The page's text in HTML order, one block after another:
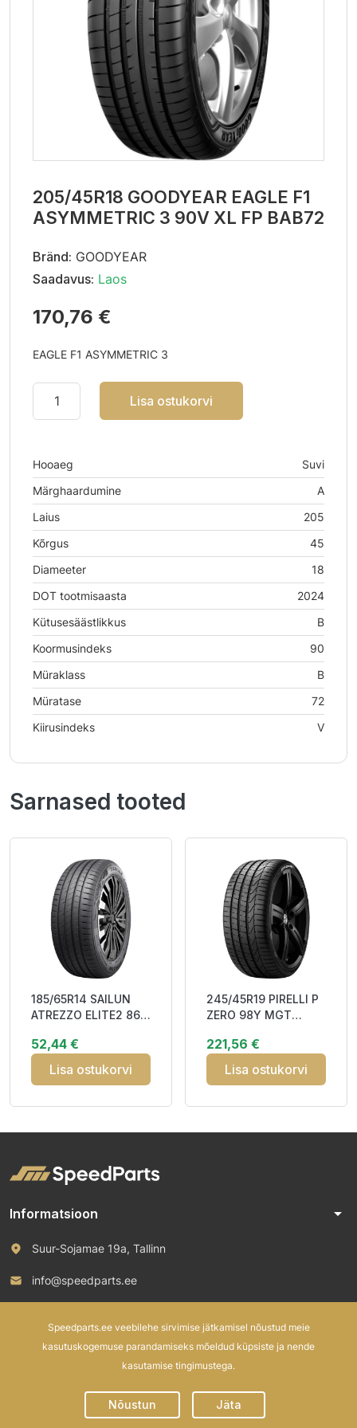
205/45R18 GOODYEAR EAGLE F1
ASYMMETRIC 3 90V XL FP BAB72
Bränd: GOODYEAR
Saadavus: Laos
170,76 €
EAGLE F1 ASYMMETRIC 3
Lisa ostukorvi
Hooaeg
Suvi
Märghaardumine
A
Laius
205
Kõrgus
45
Diameeter
18
DOT tootmisaasta
2024
Kütusesäästlikkus
B
Koormusindeks
90
Müraklass
B
Müratase
72
Kiirusindeks
V
Sarnased tooted
185/65R14 SAILUN
ATREZZO ELITE2 86H
52,44 €
Lisa ostukorvi
245/45R19 PIRELLI P
ZERO 98Y MGT
221,56 €
Lisa ostukorvi
Informatsioon arrow_drop_down
Suur-Sojamae 19a, Tallinn
info@speedparts.ee
Speedparts.ee veebilehe sirvimise jätkamisel nõustud meie
kasutuskogemuse parandamiseks mõeldud küpsiste ja nende
kasutamise tingimustega.
Nõustun Jäta